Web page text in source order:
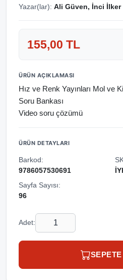
Yazar(lar): Ali Güven, İnci İlker
155,00 TL
ÜRÜN AÇIKLAMASI
Hız ve Renk Yayınları Mol ve
Soru Bankası
Video soru çözümü
ÜRÜN DETAYLARI
Barkod:
9786057530691
Sayfa Sayısı:
96
Adet: